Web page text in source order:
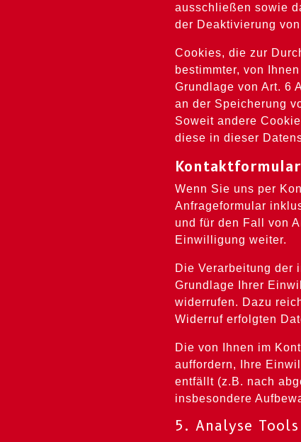
ausschließen sowie
der Deaktivierung
Cookies, die zur
bestimmter, von
Grundlage von Art. 6
an der Speicherung
Soweit andere
diese in dieser
Kontaktformular
Wenn Sie uns per
Anfrageformular
und für den Fall von
Einwilligung weiter.
Die Verarbeitung der
Grundlage Ihrer
widerrufen. Dazu
Widerruf erfolgten
Die von Ihnen im
auffordern, Ihre
entfällt (z.B. nach
insbesondere
5. Analyse